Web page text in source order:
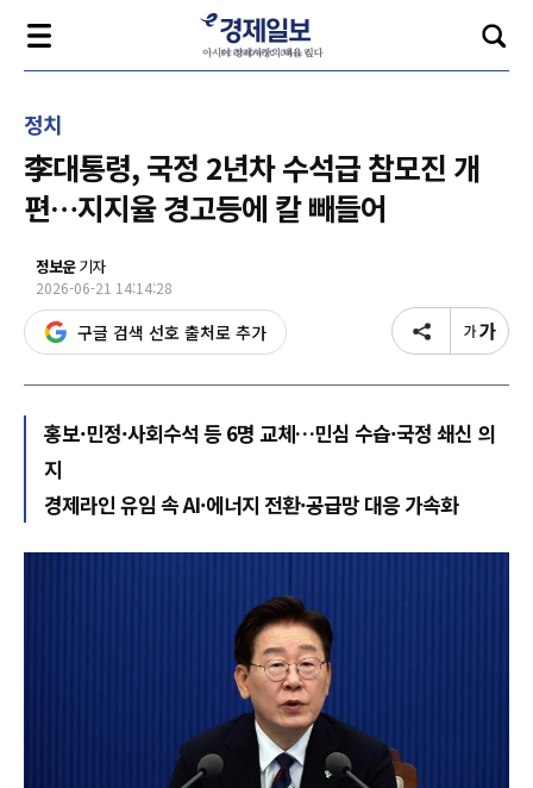
정치
李대통령, 국정 2년차 수석급 참모진 개
편…지지율 경고등에 칼 빼들어
정보운기자
2026-06-21 14:14:28
구글 검색 선호 출처로 추가
홍보·민정·사회수석 등 6명 교체…민심 수습·국정 쇄신 의
지
경제라인 유임 속 AI·에너지 전환·공급망 대응 가속화